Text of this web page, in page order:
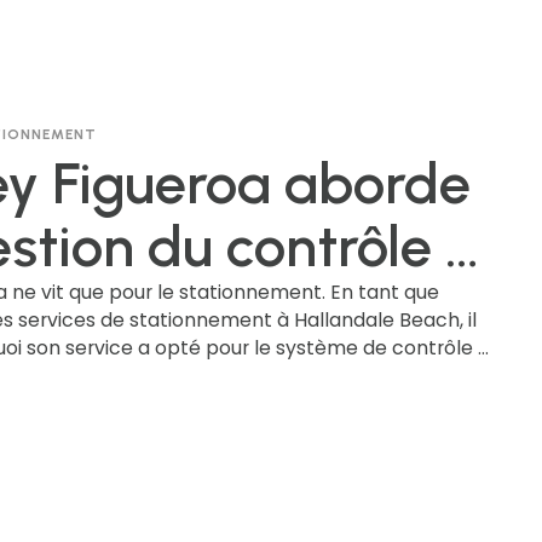
des
pour une gestion fluide du stationnement. Cliquez
Figueroa aborde
du contrôle à
du
à
Beach
ne vit que pour le stationnement. En tant que
services de stationnement à Hallandale Beach, il
son service a opté pour le système de contrôle à